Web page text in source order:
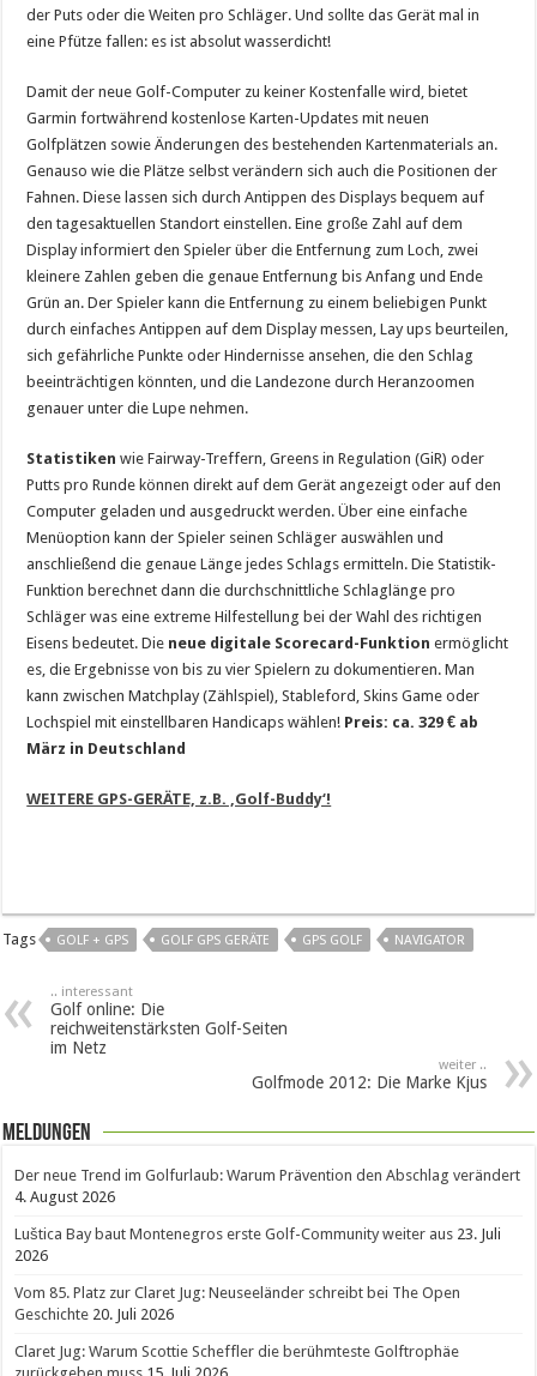
der Puts oder die Weiten pro Schläger. Und sollte das Gerät mal in
eine Pfütze fallen: es ist absolut wasserdicht!
Damit der neue Golf-Computer zu keiner Kostenfalle wird, bietet
Garmin fortwährend kostenlose Karten-Updates mit neuen
Golfplätzen sowie Änderungen des bestehenden Kartenmaterials an.
Genauso wie die Plätze selbst verändern sich auch die Positionen der
Fahnen. Diese lassen sich durch Antippen des Displays bequem auf
den tagesaktuellen Standort einstellen. Eine große Zahl auf dem
Display informiert den Spieler über die Entfernung zum Loch, zwei
kleinere Zahlen geben die genaue Entfernung bis Anfang und Ende
Grün an. Der Spieler kann die Entfernung zu einem beliebigen Punkt
durch einfaches Antippen auf dem Display messen, Lay ups beurteilen,
sich gefährliche Punkte oder Hindernisse ansehen, die den Schlag
beeinträchtigen könnten, und die Landezone durch Heranzoomen
genauer unter die Lupe nehmen.
Statistikenwie Fairway-Treffern, Greens in Regulation (GiR) oder
Putts pro Runde können direkt auf dem Gerät angezeigt oder auf den
Computer geladen und ausgedruckt werden. Über eine einfache
Menüoption kann der Spieler seinen Schläger auswählen und
anschließend die genaue Länge jedes Schlags ermitteln. Die Statistik-
Funktion berechnet dann die durchschnittliche Schlaglänge pro
Schläger was eine extreme Hilfestellung bei der Wahl des richtigen
Eisens bedeutet. Die neue digitale Scorecard-Funktion ermöglicht
es, die Ergebnisse von bis zu vier Spielern zu dokumentieren. Man
kann zwischen Matchplay (Zählspiel), Stableford, Skins Game oder
Lochspiel mit einstellbaren Handicaps wählen! Preis: ca. 329 € ab
März in Deutschland
WEITERE GPS-GERÄTE, z.B. ‚Golf-Buddy‘!
Tags GOLF + GPS GOLF GPS GERÄTE GPS GOLF NAVIGATOR
.. interessant
Golf online: Die
reichweitenstärksten Golf-Seiten
im Netz
weiter ..
Golfmode 2012: Die Marke Kjus
Meldungen
Der neue Trend im Golfurlaub: Warum Prävention den Abschlag verändert
4. August 2026
Luštica Bay baut Montenegros erste Golf-Community weiter aus 23. Juli
2026
Vom 85. Platz zur Claret Jug: Neuseeländer schreibt bei The Open
Geschichte 20. Juli 2026
Claret Jug: Warum Scottie Scheffler die berühmteste Golftrophäe